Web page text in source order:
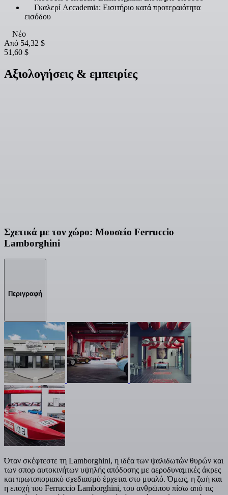
Γκαλερί Accademia: Εισιτήριο κατά προτεραιότητα
εισόδου
Νέο
Από 54,32 $
51,60 $
Αξιολογήσεις & εμπειρίες
Σχετικά με τον χώρο: Μουσείο Ferruccio
Lamborghini
Περιγραφή
Όταν σκέφτεστε τη Lamborghini, η ιδέα των ψαλιδωτών θυρών και
των σπορ αυτοκινήτων υψηλής απόδοσης με αεροδυναμικές άκρες
και πρωτοποριακό σχεδιασμό έρχεται στο μυαλό. Όμως, η ζωή και
η εποχή του Ferruccio Lamborghini, του ανθρώπου πίσω από τις